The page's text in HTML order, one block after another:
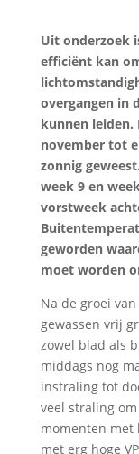
Uit onderzoek
efficiënt kan
overgangen in
kunnen leiden.
november tot
zonnig
week 9 en
vorstweek
geworden
moet worden
Na de groei
gewassen vrij
zowel blad als
middags nog
instraling tot
veel straling
momenten met
met erg hoge